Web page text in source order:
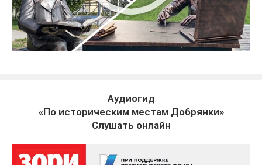
Аудиогид
«По историческим местам Добрянки»
Слушать онлайн